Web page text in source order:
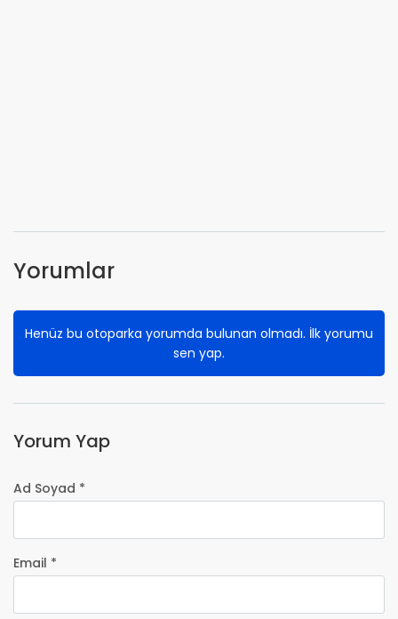
Yorumlar
Henüz bu otoparka yorumda bulunan olmadı. İlk yorumu
sen yap.
Yorum Yap
Ad Soyad *
Email *